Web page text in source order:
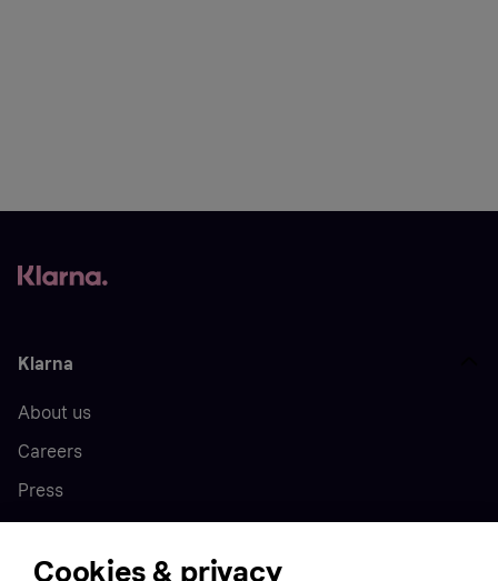
Klarna
About us
Careers
Press
Home
Cookies & privacy